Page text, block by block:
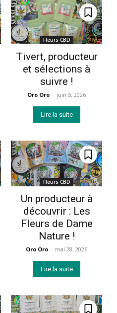
Fleurs CBD
Tivert, producteur
et sélections à
suivre !
Oro Oro - juin 5, 2026
Lire la suite
Fleurs CBD
Un producteur à
découvrir : Les
Fleurs de Dame
Nature !
Oro Oro - mai 28, 2026
Lire la suite